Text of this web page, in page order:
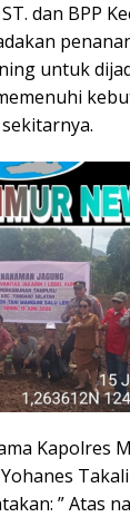
dan BPP
untuk
Kapolres
” Atas